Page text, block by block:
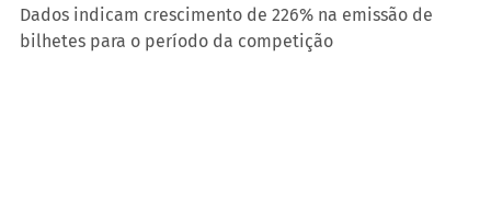
Dados indicam crescimento de 226% na emissão de
bilhetes para o período da competição